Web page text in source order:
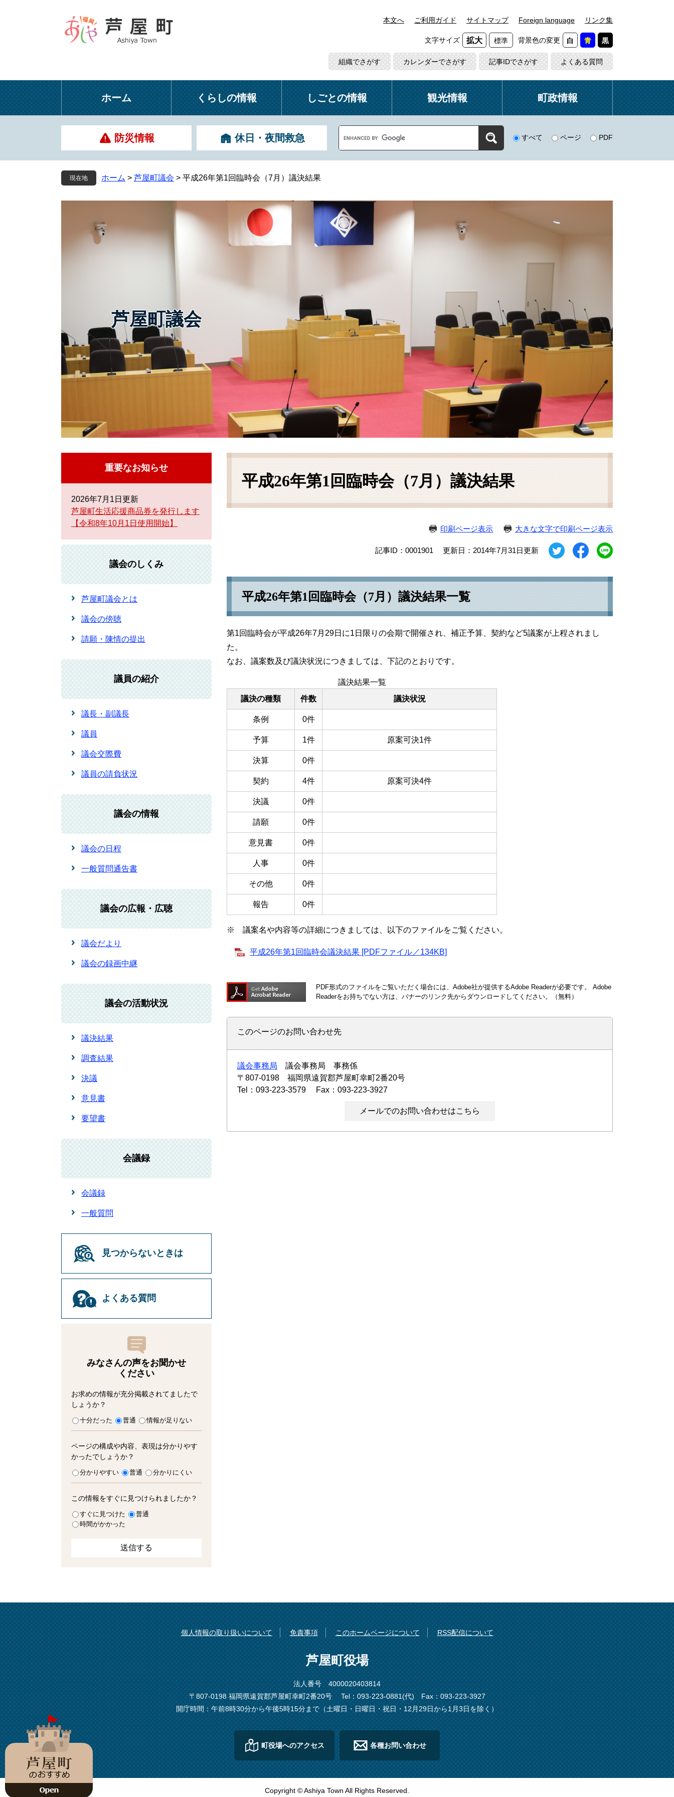
本
本文へ ご利用ガイド サイトマップ Foreign language リンク集
文字サイズ 拡大 標準 背景色の変更 白 青 黒
組織でさがす カレンダーでさがす 記事IDでさがす よくある質問
ホーム くらしの情報 しごとの情報 観光情報 町政情報
防災情報 休日・夜間救急
o
g
タ
ム
検
索
すべて ページ PDF
現在地 ホーム > 芦屋町議会 > 平成26年第1回臨時会（7月）議決結果
芦屋町議会
本
平成26年第1回臨時会（7月）議決結果
印刷ページ表示 大きな文字で印刷ページ表示
記事ID：0001901 更新日：2014年7月31日更新
平成26年第1回臨時会（7月）議決結果一覧
第1回臨時会が平成26年7月29日に1日限りの会期で開催され、補正予算、契約など5議案が上程されまし
た。
なお、議案数及び議決状況につきましては、下記のとおりです。
議決結果一覧
議決の種類
件数 議決状況
条例 0件
予算 1件 原案可決1件
決算 0件
契約 4件 原案可決4件
決議 0件
請願 0件
意見書 0件
人事 0件
その他 0件
報告 0件
※ 議案名や内容等の詳細につきましては、以下のファイルをご覧ください。
平成26年第1回臨時会議決結果 [PDFファイル／134KB]
PDF形式のファイルをご覧いただく場合には、Adobe社が提供するAdobe Readerが必要です。
Adobe
Readerをお持ちでない方は、バナーのリンク先からダウンロードしてください。（無料）
このページのお問い合わせ先
議会事務局
議会事務局 事務係
〒807-0198
福岡県遠賀郡芦屋町幸町2番20号
Tel：093-223-3579
Fax：093-223-3927
メールでのお問い合わせはこちら
重要なお知らせ
2026年7月1日更新
芦屋町生活応援商品券を発行します
【令和8年10月1日使用開始】
議会のしくみ
芦屋町議会とは
議会の傍聴
請願・陳情の提出
議員の紹介
議長・副議長
議員
議会交際費
議員の請負状況
議会の情報
議会の日程
一般質問通告書
議会の広報・広聴
議会だより
議会の録画中継
議会の活動状況
議決結果
調査結果
決議
意見書
要望書
会議録
会議録
一般質問
見つからないときは
よくある質問
みなさんの声をお聞かせ
ください
お求めの情報が充分掲載されてましたで
しょうか？
十分だった 普通 情報が足りない
ページの構成や内容、表現は分かりやす
かったでしょうか？
分かりやすい 普通 分かりにくい
この情報をすぐに見つけられましたか？
すぐに見つけた
普通
時間がかかった
個人情報の取り扱いについて 免責事項 このホームページについて RSS配信について
芦屋町役場
法人番号 4000020403814
〒807-0198 福岡県遠賀郡芦屋町幸町2番20号
Tel：093-223-0881(代)
Fax：093-223-3927
開庁時間：午前8時30分から午後5時15分まで（土曜日・日曜日・祝日・12月29日から1月3日を除く）
町役場へのアクセス 各種お問い合わせ
Copyright © Ashiya Town All Rights Reserved.